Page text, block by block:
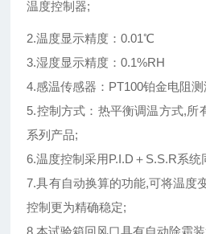
温度控制器;
2.温度显示精度：0.01℃
3.湿度显示精度：0.1%RH
4.感温传感器：PT100铂金电阻测
5.控制方式：热平衡调温方式,所
系列产品;
6.温度控制采用P.I.D＋S.S.R系
7.具有自动换算的功能,可将温度
控制更为精确稳定;